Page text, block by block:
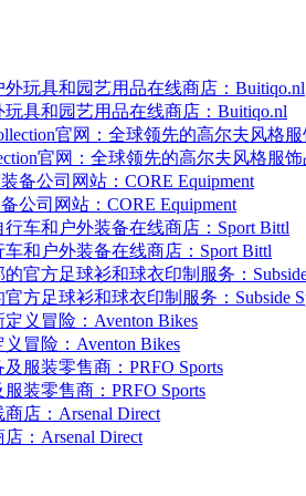
具和园艺用品在线商店：Buitiqo.nl
官网：全球领先的高尔夫风格服
公司网站：CORE Equipment
和户外装备在线商店：Sport Bittl
方足球衫和球衣印制服务：Subside
冒险：Aventon Bikes
装零售商：PRFO Sports
：Arsenal Direct